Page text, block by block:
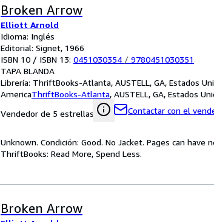
Broken Arrow
Elliott Arnold
Idioma: Inglés
Editorial: Signet, 1966
ISBN 10 / ISBN 13: 0451030354 / 9780451030351
TAPA BLANDA
Librería: ThriftBooks-Atlanta, AUSTELL, GA, Estados
AmericaThriftBooks-Atlanta, AUSTELL, GA, Estados
Vendedor de 5 estrellas
Contactar con el
Unknown. Condición: Good. No Jacket. Pages can
ThriftBooks: Read More, Spend Less.
Broken Arrow